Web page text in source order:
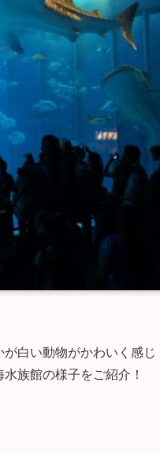
白い動物がかわいく感じ
族館の様子をご紹介！